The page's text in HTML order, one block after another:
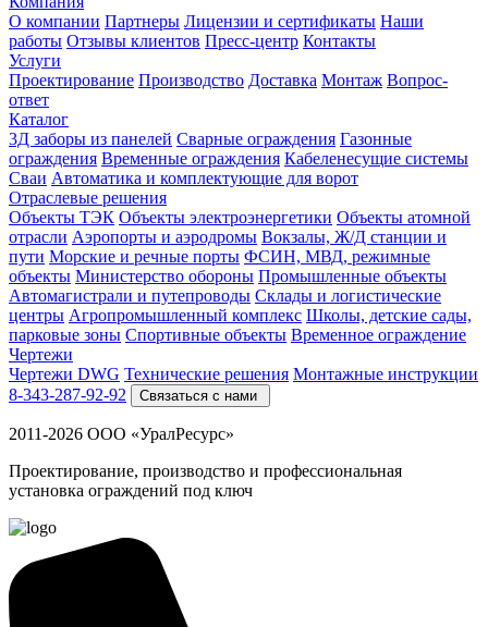
О компании Партнеры Лицензии и сертификаты Наши
работы Отзывы клиентов Пресс-центр Контакты
Услуги
Проектирование Производство Доставка Монтаж Вопрос-
ответ
Каталог
3Д заборы из панелей Сварные ограждения Газонные
ограждения Временные ограждения Кабеленесущие системы
Cваи Автоматика и комплектующие для ворот
Отраслевые решения
Объекты ТЭК Объекты электроэнергетики Объекты атомной
отрасли Аэропорты и аэродромы Вокзалы, Ж/Д станции и
пути Морские и речные порты ФСИН, МВД, режимные
объекты Министерство обороны Промышленные объекты
Автомагистрали и путепроводы Склады и логистические
центры Агропромышленный комплекс Школы, детские сады,
парковые зоны Спортивные объекты Временное ограждение
Чертежи
Чертежи DWG Технические решения Монтажные инструкции
8-343-287-92-92
Связаться с нами
2011-2026 ООО «УралРесурс»
Проектирование, производство и профессиональная
установка ограждений под ключ